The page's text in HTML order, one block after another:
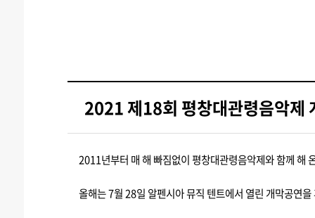
2021 제18회 평창대관령음악제
2011년부터 매 해 빠짐없이 평창대관령음악제와 함께 해
올해는 7월 28일 알펜시아 뮤직 텐트에서 열린 개막공연